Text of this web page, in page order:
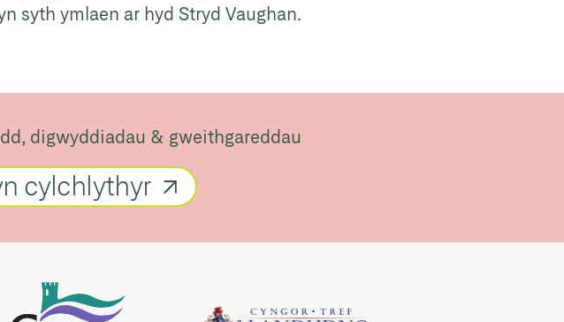
syth ymlaen ar hyd Stryd Vaughan.
digwyddiadau & gweithgareddau
cylchlythyr